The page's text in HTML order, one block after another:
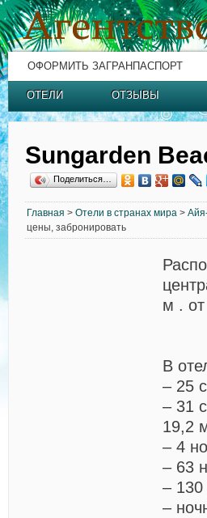
ОФОРМИТЬ ЗАГРАНПАСПОРТ
ОТЕЛИ ОТЗЫВЫ
Sungarden
Поделиться…
Главная > Отели в странах мира >
цены, забронировать
м . от
В
– 25
– 31
19,2
– 4
– 63
– 130
–